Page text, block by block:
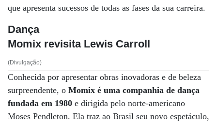
que apresenta sucessos de todas as fases da sua carreira.
Dança
Momix revisita Lewis Carroll
(Divulgação)
Conhecida por apresentar obras inovadoras e de beleza
surpreendente, o Momix é uma companhia de dança
fundada em 1980 e dirigida pelo norte-americano
Moses Pendleton. Ela traz ao Brasil seu novo espetáculo,